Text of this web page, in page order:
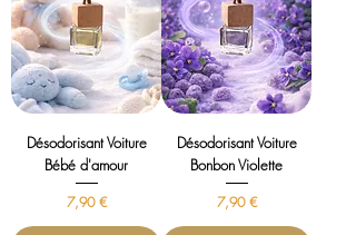
Désodorisant Voiture
Bébé d'amour
Prix
7,90 €
Désodorisant Voiture
Bonbon Violette
Prix
7,90 €